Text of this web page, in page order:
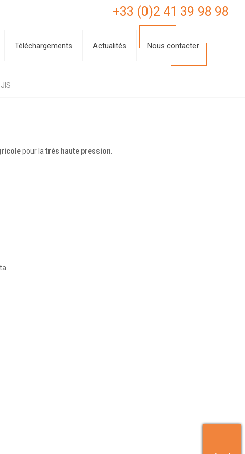
+33 (0)2 41 39 98 98
Téléchargements Actualités Nous contacter
pour latrès haute pression